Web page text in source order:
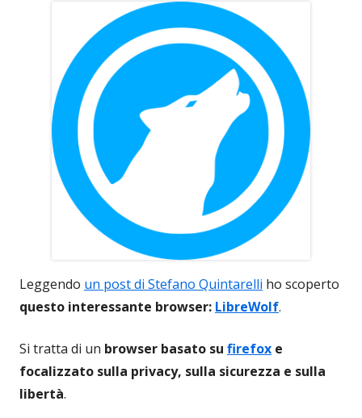
Leggendo un post di Stefano Quintarelli ho scoperto
questo interessante browser: LibreWolf.
Si tratta di un browser basato su firefox e
focalizzato sulla privacy, sulla sicurezza e sulla
libertà.